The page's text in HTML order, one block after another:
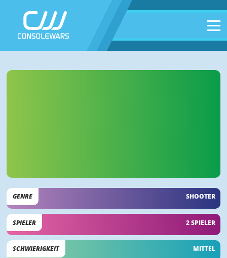
GENRE SHOOTER
SPIELER 2 SPIELER
SCHWIERIGKEIT MITTEL